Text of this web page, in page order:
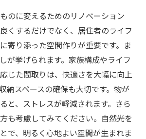
のに変えるためのリノベーション
くするだけでなく、居住者のライフ
寄り添った空間作りが重要です。ま
が挙げられます。家族構成やライフ
じた間取りは、快適さを大幅に向上
納スペースの確保も大切です。物が
と、ストレスが軽減されます。さら
も考慮してみてください。自然光を
で、明るく心地よい空間が生まれま